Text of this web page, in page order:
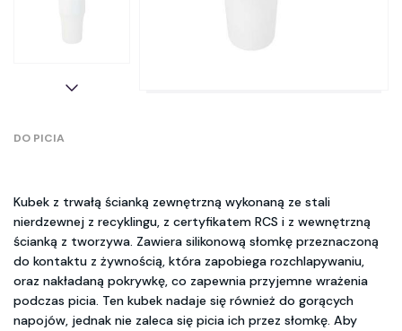
DO PICIA
Kubek z trwałą ścianką zewnętrzną wykonaną ze stali
nierdzewnej z recyklingu, z certyfikatem RCS i z wewnętrzną
ścianką z tworzywa. Zawiera silikonową słomkę przeznaczoną
do kontaktu z żywnością, która zapobiega rozchlapywaniu,
oraz nakładaną pokrywkę, co zapewnia przyjemne wrażenia
podczas picia. Ten kubek nadaje się również do gorących
napojów, jednak nie zaleca się picia ich przez słomkę. Aby